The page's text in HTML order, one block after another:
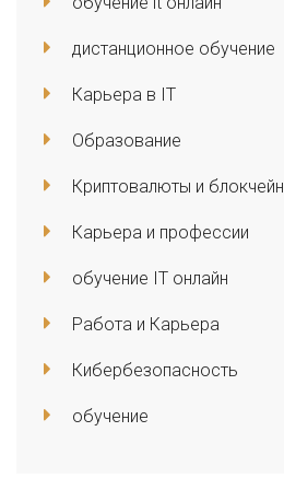
дистанционное обучение
Карьера в IT
Образование
Криптовалюты и блокчейн
Карьера и профессии
обучение IT онлайн
Работа и Карьера
Кибербезопасность
обучение